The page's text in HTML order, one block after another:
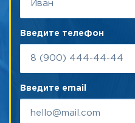
Введите телефон
Введите email